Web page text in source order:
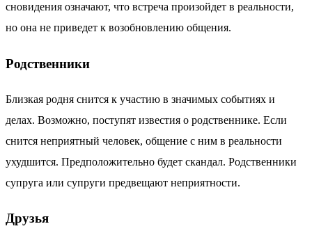
сновидения означают, что встреча произойдет в реальности,
но она не приведет к возобновлению общения.
Родственники
Близкая родня снится к участию в значимых событиях и
делах. Возможно, поступят известия о родственнике. Если
снится неприятный человек, общение с ним в реальности
ухудшится. Предположительно будет скандал. Родственники
супруга или супруги предвещают неприятности.
Друзья